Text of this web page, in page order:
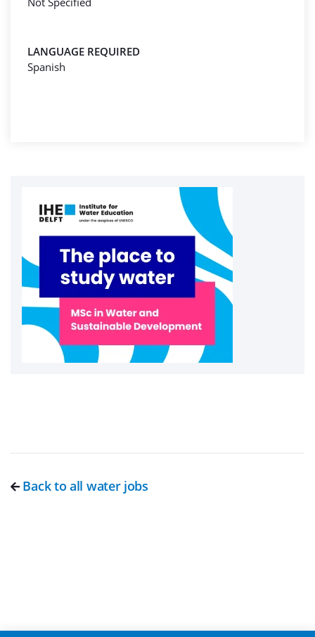
LANGUAGE REQUIRED
Spanish
Back to all water jobs